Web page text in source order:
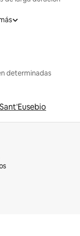
determinadas